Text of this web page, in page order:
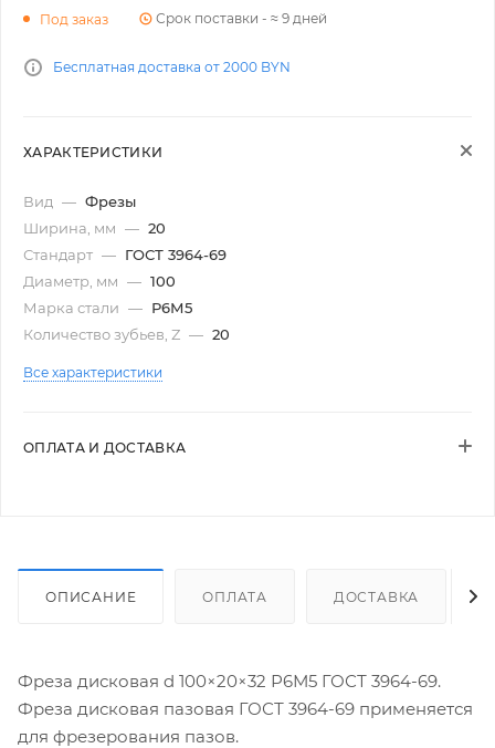
Под заказ Срок поставки - ≈ 9 дней
Бесплатная доставка от 2000 BYN
ХАРАКТЕРИСТИКИ
Вид — Фрезы
Ширина, мм — 20
Стандарт — ГОСТ 3964-69
Диаметр, мм — 100
Марка стали — Р6М5
Количество зубьев, Z — 20
Все характеристики
ОПЛАТА И ДОСТАВКА
ОПИСАНИЕ ОПЛАТА ДОСТАВКА
Фреза дисковая d 100×20×32 Р6М5 ГОСТ 3964-69.
Фреза дисковая пазовая ГОСТ 3964-69 применяется
для фрезерования пазов.